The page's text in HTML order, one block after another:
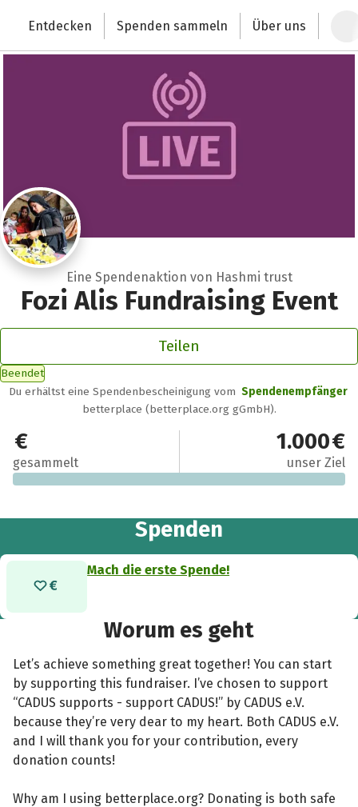
Deutschlands größte Spendenplattform
Entdecken Spenden sammeln Über uns
Eine Spendenaktion von Hashmi trust
Fozi Alis Fundraising Event
Teilen
Beendet
Du erhältst eine Spendenbescheinigung vom Spendenempfänger
betterplace (betterplace.org gGmbH).
0 €
gesammelt
1.000 €
unser Ziel
Spenden
Mach die erste Spende!
Worum es geht
Let’s achieve something great together! You can start
by supporting this fundraiser. I’ve chosen to support
“CADUS supports - support CADUS!” by CADUS e.V.
because they’re very dear to my heart. Both CADUS e.V.
and I will thank you for your contribution, every
donation counts!
Why am I using betterplace.org? Donating is both safe